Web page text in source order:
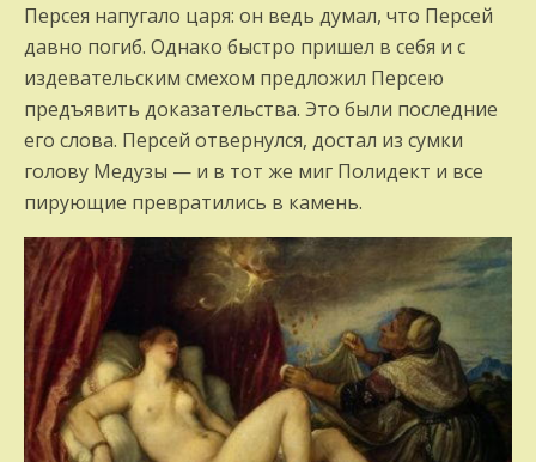
Персея напугало царя: он ведь думал, что Персей
давно погиб. Однако быстро пришел в себя и с
издевательским смехом предложил Персею
предъявить доказательства. Это были последние
его слова. Персей отвернулся, достал из сумки
голову Медузы — и в тот же миг Полидект и все
пирующие превратились в камень.